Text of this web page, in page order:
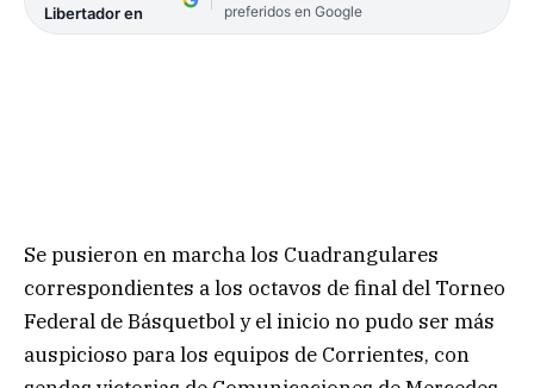
Libertador en
preferidos en Google
Se pusieron en marcha los Cuadrangulares
correspondientes a los octavos de final del Torneo
Federal de Básquetbol y el inicio no pudo ser más
auspicioso para los equipos de Corrientes, con